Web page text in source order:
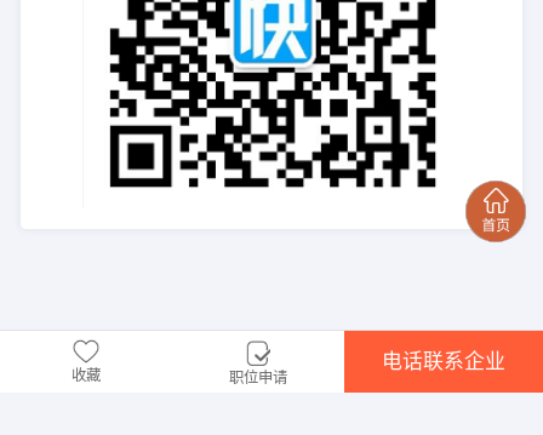
收藏 职位申请
电话联系企业